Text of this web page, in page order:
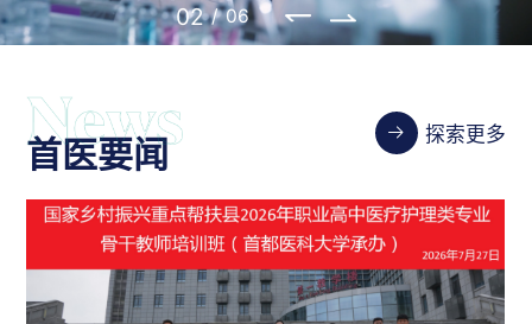
02 / 06
首医要闻 探索更多